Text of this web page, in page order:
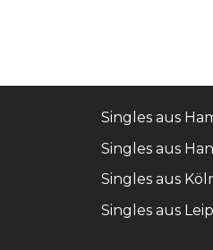
Singles aus
Singles aus
Singles aus
Singles aus